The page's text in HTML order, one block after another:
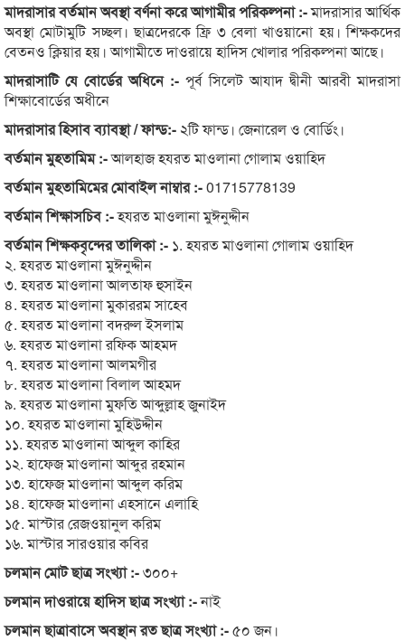
মাদরাসার বর্তমান অবস্থা বর্ণনা করে আগামীর পরিকল্পনা :-মাদরাসার আর্থিক
অবস্থা মোটামুটি সচ্ছল। ছাত্রদেরকে ফ্রি ৩ বেলা খাওয়ানো হয়। শিক্ষকদের
বেতনও ক্লিয়ার হয়। আগামীতে দাওরায়ে হাদিস খোলার পরিকল্পনা আছে।
মাদরাসাটি যে বোর্ডের অধিনে :- পূর্ব সিলেট আযাদ দ্বীনী আরবী মাদরাসা
শিক্ষাবোর্ডের অধীনে
মাদরাসার হিসাব ব্যাবস্থা / ফান্ড:- ২টি ফান্ড। জেনারেল ও বোর্ডিং।
বর্তমান মুহতামিম :-আলহাজ হযরত মাওলানা গোলাম ওয়াহিদ
বর্তমান মুহতামিমের মোবাইল নাম্বার :-01715778139
বর্তমান শিক্ষাসচিব :-হযরত মাওলানা মুঈনুদ্দীন
বর্তমান শিক্ষকবৃন্দের তালিকা :- ১. হযরত মাওলানা গোলাম ওয়াহিদ
২. হযরত মাওলানা মুঈনুদ্দীন
৩. হযরত মাওলানা আলতাফ হুসাইন
৪. হযরত মাওলানা মুকাররম সাহেব
৫. হযরত মাওলানা বদরুল ইসলাম
৬. হযরত মাওলানা রফিক আহমদ
৭. হযরত মাওলানা আলমগীর
৮. হযরত মাওলানা বিলাল আহমদ
৯. হযরত মাওলানা মুফতি আব্দুল্লাহ জুনাইদ
১০. হযরত মাওলানা মুহিউদ্দীন
১১. হযরত মাওলানা আব্দুল কাহির
১২. হাফেজ মাওলানা আব্দুর রহমান
১৩. হাফেজ মাওলানা আব্দুল করিম
১৪. হাফেজ মাওলানা এহসানে এলাহি
১৫. মাস্টার রেজওয়ানুল করিম
১৬. মাস্টার সারওয়ার কবির
চলমান মোট ছাত্র সংখ্যা :-৩০০+
চলমান দাওরায়ে হাদিস ছাত্র সংখ্যা :-নাই
চলমান ছাত্রাবাসে অবস্থান রত ছাত্র সংখ্যা :-৫০ জন।